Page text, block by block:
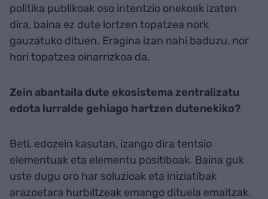
politika publikoak oso intentzio onekoak izaten
dira, baina ez dute lortzen topatzea nork
gauzatuko dituen. Eragina izan nahi baduzu, nor
hori topatzea oinarrizkoa da.
Zein abantaila dute ekosistema zentralizatu
edota lurralde gehiago hartzen dutenekiko?
Beti, edozein kasutan, izango dira tentsio
elementuak eta elementu positiboak. Baina guk
uste dugu oro har soluzioak eta iniziatibak
arazoetara hurbiltzeak emango dituela emaitzak.